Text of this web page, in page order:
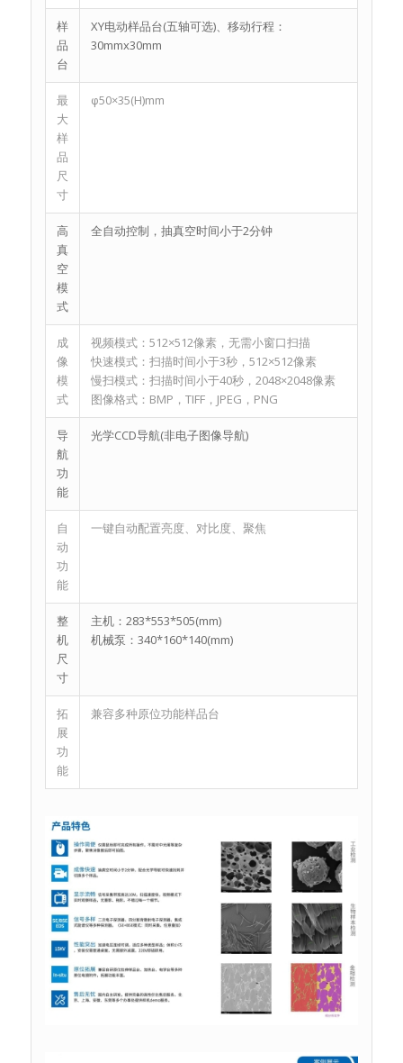
样
品
台
XY电动样品台(五轴可选)、移动行程：
30mmx30mm
最
大
样
品
尺
寸
φ50×35(H)mm
高
真
空
模
式
全自动控制，抽真空时间小于2分钟
成
像
模
式
视频模式：512×512像素，无需小窗口扫描
快速模式：扫描时间小于3秒，512×512像素
慢扫模式：扫描时间小于40秒，2048×2048像素
图像格式：BMP，TIFF，JPEG，PNG
导
航
功
能
光学CCD导航(非电子图像导航)
自
动
功
能
一键自动配置亮度、对比度、聚焦
整
机
尺
寸
主机：283*553*505(mm)
机械泵：340*160*140(mm)
拓
展
功
能
兼容多种原位功能样品台